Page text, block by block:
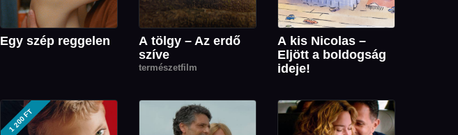
Egy szép reggelen
A tölgy – Az erdő
szíve
természetfilm
A kis Nicolas –
Eljött a boldogság
ideje!
1 200 FT